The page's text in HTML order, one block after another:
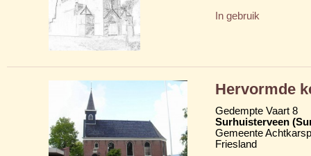
In gebruik
Hervormde
Gedempte Vaart 8
Surhuisterveen
Gemeente
Friesland